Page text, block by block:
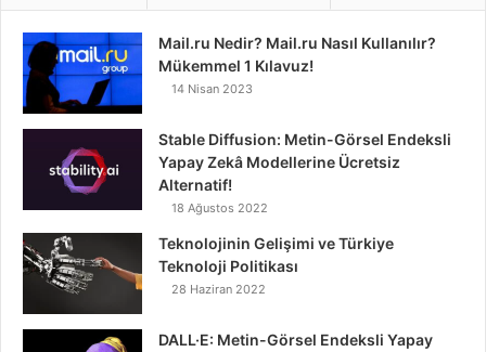
Mail.ru Nedir? Mail.ru Nasıl Kullanılır?
Mükemmel 1 Kılavuz!
14 Nisan 2023
Stable Diffusion: Metin-Görsel Endeksli
Yapay Zekâ Modellerine Ücretsiz
Alternatif!
18 Ağustos 2022
Teknolojinin Gelişimi ve Türkiye
Teknoloji Politikası
28 Haziran 2022
DALL·E: Metin-Görsel Endeksli Yapay